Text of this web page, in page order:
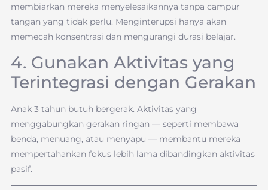
membiarkan mereka menyelesaikannya tanpa campur
tangan yang tidak perlu. Menginterupsi hanya akan
memecah konsentrasi dan mengurangi durasi belajar.
4. Gunakan Aktivitas yang
Terintegrasi dengan Gerakan
Anak 3 tahun butuh bergerak. Aktivitas yang
menggabungkan gerakan ringan — seperti membawa
benda, menuang, atau menyapu — membantu mereka
mempertahankan fokus lebih lama dibandingkan aktivitas
pasif.